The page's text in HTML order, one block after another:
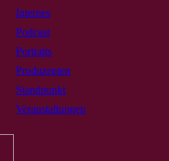
Internes
Podcast
Portraits
Produzenten
Standpunkt
Veranstaltungen